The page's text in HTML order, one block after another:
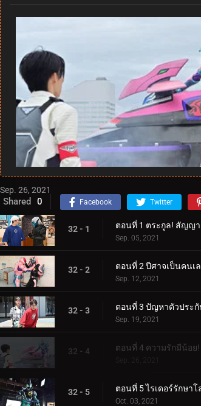
Sep. 26, 2021
Shared 0 Facebook Twitter
32 - 1 ตอนที่ 1 ตระกูล! สัญญ
Sep. 05, 2021
32 - 2 ตอนที่ 2 ปีศาจเป็นคนเ
Sep. 12, 2021
32 - 3 ตอนที่ 3 ปัญหาตัวประกั
Sep. 19, 2021
32 - 4 ตอนที่ 4 ความรักมีน้อย
Sep. 26, 2021
32 - 5 ตอนที่ 5 ไรเดอร์รักษา
Oct. 03, 2021